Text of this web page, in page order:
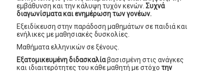
εμβάθυνση και την κάλυψη τυχόν κενών.Συχνά
διαγωνίσματα και ενημέρωση των γονέων.
Εξειδίκευση στην παράδοση μαθημάτων σε παιδιά και
ενήλικες με μαθησιακές δυσκολίες.
Μαθήματα ελληνικών σε ξένους.
Εξατομικευμένη διδασκαλίαβασισμένη στις ανάγκες
και ιδιαιτερότητες του κάθε μαθητή με στόχοτην